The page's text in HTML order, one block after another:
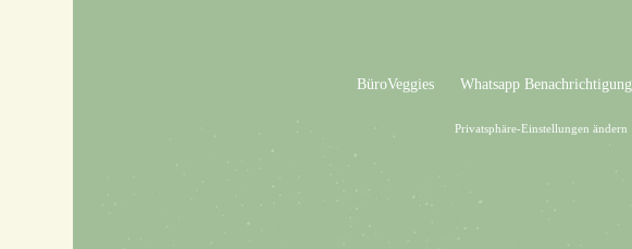
BüroVeggies Whatsapp Benachrichtigung
Privatsphäre-Einstellungen ändern